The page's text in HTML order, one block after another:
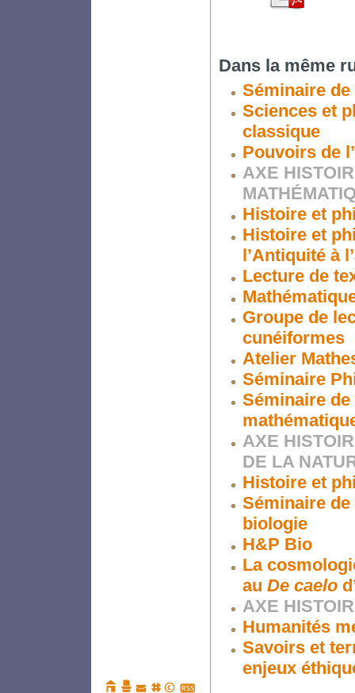
Dans la même
Séminaire de
Sciences et
classique
Pouvoirs de
AXE
Histoire et
Histoire et
l’Antiquité à
Lecture de
Groupe de
cunéiformes
Atelier
Séminaire
Séminaire
AXE
DE LA
Histoire et
Séminaire
biologie
H&P Bio
La
au De caelo
AXE
Humanités
Savoirs et
enjeux